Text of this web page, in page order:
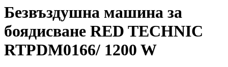
Безвъздушна машина за
боядисване RED TECHNIC
RTPDM0166/ 1200 W